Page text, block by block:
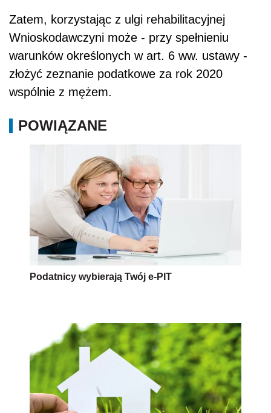
Zatem, korzystając z ulgi rehabilitacyjnej
Wnioskodawczyni może - przy spełnieniu
warunków określonych w art. 6 ww. ustawy -
złożyć zeznanie podatkowe za rok 2020
wspólnie z mężem.
POWIĄZANE
Podatnicy wybierają Twój e-PIT